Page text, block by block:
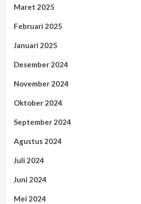
Maret 2025
Februari 2025
Januari 2025
Desember 2024
November 2024
Oktober 2024
September 2024
Agustus 2024
Juli 2024
Juni 2024
Mei 2024